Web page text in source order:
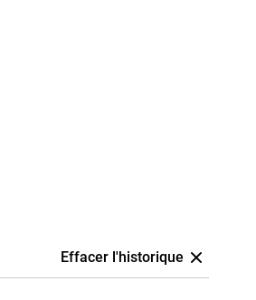
Effacer l'historique